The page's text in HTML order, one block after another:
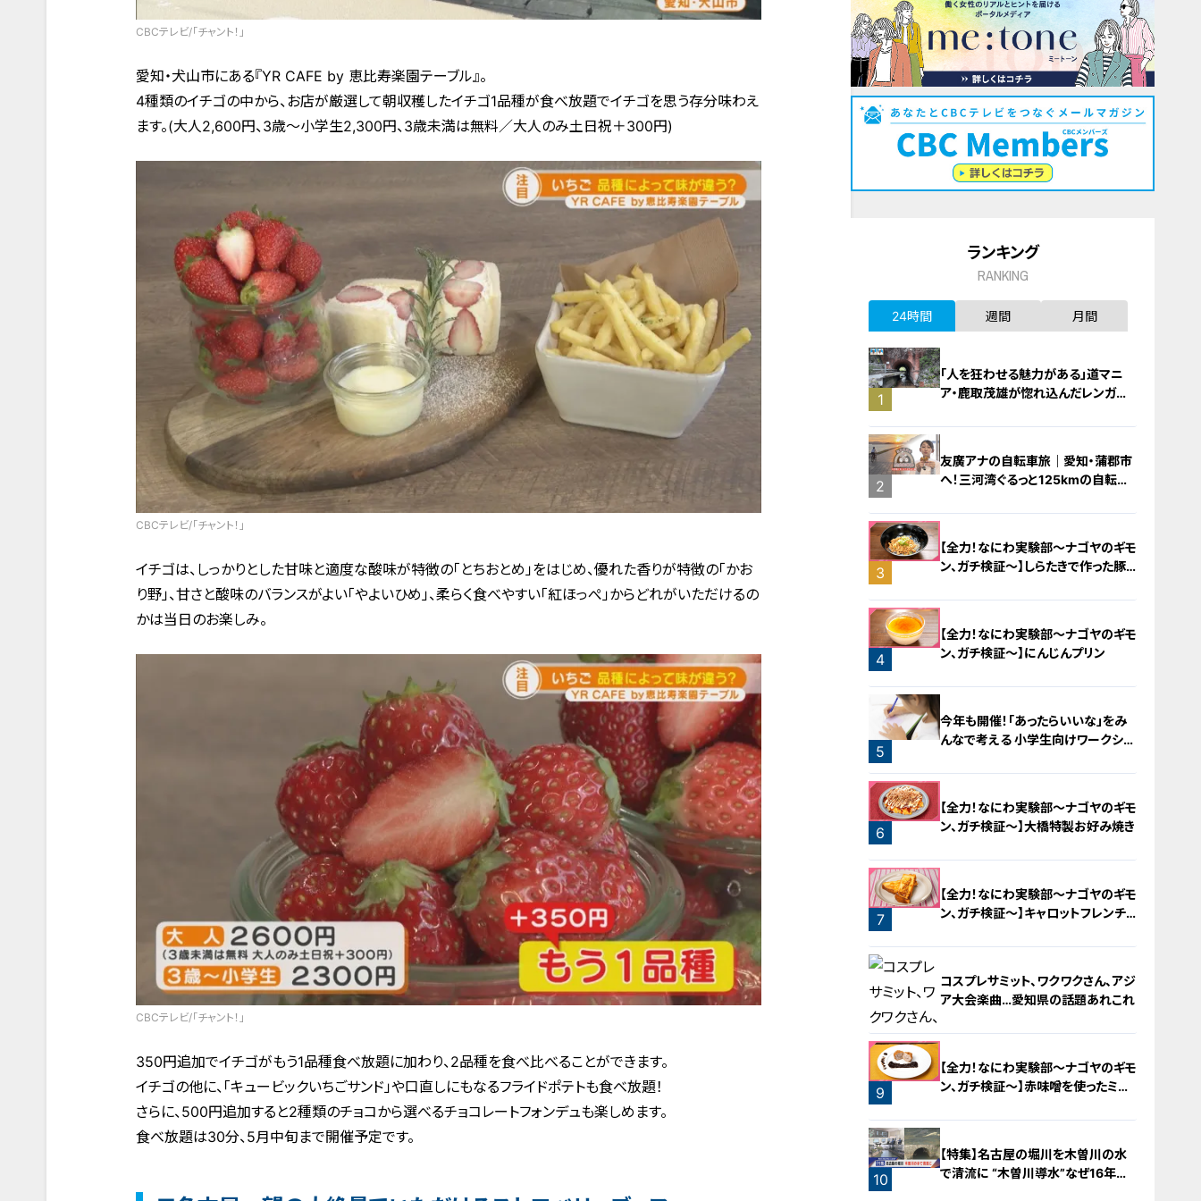
CBCテレビ/「チャント！」
愛知・犬山市にある『YR CAFE by 恵比寿楽園テーブル』。
4種類のイチゴの中から、お店が厳選して朝収穫したイチゴ1品種が食べ放題でイチゴを思う存分味わえ
ます。(大人2,600円、3歳～小学生2,300円、3歳未満は無料／大人のみ土日祝＋300円)
CBCテレビ/「チャント！」
イチゴは、しっかりとした甘味と適度な酸味が特徴の「とちおとめ」をはじめ、優れた香りが特徴の「かお
り野」、甘さと酸味のバランスがよい「やよいひめ」、柔らく食べやすい「紅ほっぺ」からどれがいただけるの
かは当日のお楽しみ。
CBCテレビ/「チャント！」
350円追加でイチゴがもう1品種食べ放題に加わり、2品種を食べ比べることができます。
イチゴの他に、「キュービックいちごサンド」や口直しにもなるフライドポテトも食べ放題！
さらに、500円追加すると2種類のチョコから選べるチョコレートフォンデュも楽しめます。
食べ放題は30分、5月中旬まで開催予定です。
ランキング
RANKING
24時間 週間 月間
1
「人を狂わせる魅力がある」道マニ
ア・鹿取茂雄が惚れ込んだレンガの
2
友廣アナの自転車旅｜愛知・蒲郡市
へ！三河湾ぐるっと125kmの自転車
3
【全力！なにわ実験部～ナゴヤのギモ
ン、ガチ検証～】しらたきで作った豚
4
【全力！なにわ実験部～ナゴヤのギモ
ン、ガチ検証～】にんじんプリン
5
今年も開催！「あったらいいな」をみ
んなで考える 小学生向けワークショ
6
【全力！なにわ実験部～ナゴヤのギモ
ン、ガチ検証～】大橋特製お好み焼き
7
【全力！なにわ実験部～ナゴヤのギモ
ン、ガチ検証～】キャロットフレンチ
8
コスプレサミット、ワクワクさん、アジ
ア大会楽曲…愛知県の話題あれこれ
9
【全力！なにわ実験部～ナゴヤのギモ
ン、ガチ検証～】赤味噌を使ったミル
10
【特集】名古屋の堀川を木曽川の水
で清流に “木曽川導水”なぜ16年ぶ